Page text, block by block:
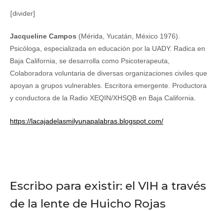
[divider]
Jacqueline Campos (Mérida, Yucatán, México 1976).
Psicóloga, especializada en educación por la UADY. Radica en
Baja California, se desarrolla como Psicoterapeuta,
Colaboradora voluntaria de diversas organizaciones civiles que
apoyan a grupos vulnerables. Escritora emergente. Productora
y conductora de la Radio XEQIN/XHSQB en Baja California.
https://lacajadelasmilyunapalabras.blogspot.com/
Escribo para existir: el VIH a través
de la lente de Huicho Rojas